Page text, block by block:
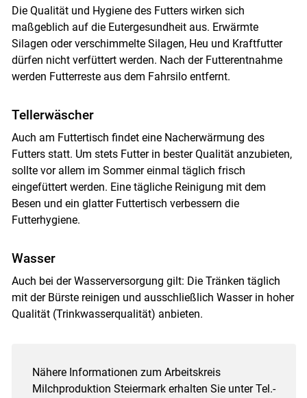
Die Qualität und Hygiene des Futters wirken sich
maßgeblich auf die Eutergesundheit aus. Erwärmte
Silagen oder verschimmelte Silagen, Heu und Kraftfutter
dürfen nicht verfüttert werden. Nach der Futterentnahme
werden Futterreste aus dem Fahrsilo entfernt.
Tellerwäscher
Auch am Futtertisch findet eine Nacherwärmung des
Futters statt. Um stets Futter in bester Qualität anzubieten,
sollte vor allem im Sommer einmal täglich frisch
eingefüttert werden. Eine tägliche Reinigung mit dem
Besen und ein glatter Futtertisch verbessern die
Futterhygiene.
Wasser
Auch bei der Wasserversorgung gilt: Die Tränken täglich
mit der Bürste reinigen und ausschließlich Wasser in hoher
Qualität (Trinkwasserqualität) anbieten.
Nähere Informationen zum Arbeitskreis
Milchproduktion Steiermark erhalten Sie unter Tel.-